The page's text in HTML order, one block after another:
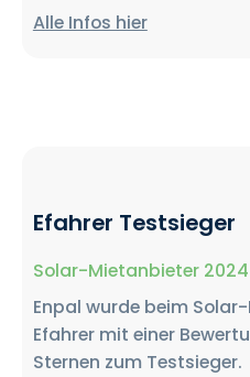
Alle Infos hier
Efahrer Testsieger
Solar-Mietanbieter 2024
Enpal wurde beim
Efahrer mit einer
Sternen zum Testsieger.